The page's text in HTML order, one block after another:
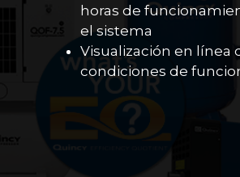
horas de
el sistema
Visualización en línea
condiciones de